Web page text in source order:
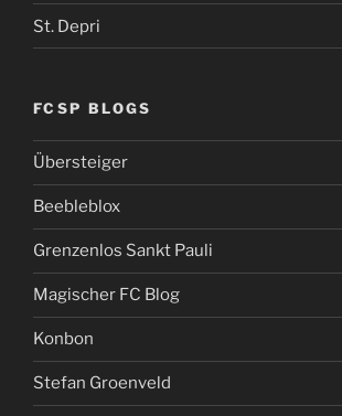
St. Depri
FCSP BLOGS
Übersteiger
Beebleblox
Grenzenlos Sankt Pauli
Magischer FC Blog
Konbon
Stefan Groenveld